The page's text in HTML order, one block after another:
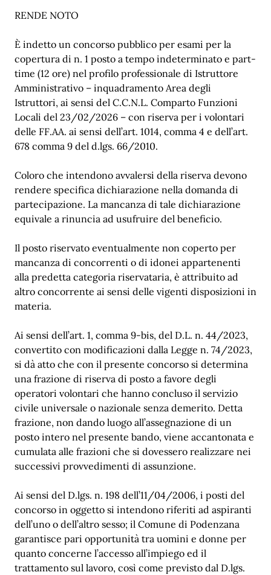
RENDE NOTO
È indetto un concorso pubblico per esami per la
copertura di n. 1 posto a tempo indeterminato e part-
time (12 ore) nel profilo professionale di Istruttore
Amministrativo – inquadramento Area degli
Istruttori, ai sensi del C.C.N.L. Comparto Funzioni
Locali del 23/02/2026 – con riserva per i volontari
delle FF.AA. ai sensi dell’art. 1014, comma 4 e dell’art.
678 comma 9 del d.lgs. 66/2010.
Coloro che intendono avvalersi della riserva devono
rendere specifica dichiarazione nella domanda di
partecipazione. La mancanza di tale dichiarazione
equivale a rinuncia ad usufruire del beneficio.
Il posto riservato eventualmente non coperto per
mancanza di concorrenti o di idonei appartenenti
alla predetta categoria riservataria, è attribuito ad
altro concorrente ai sensi delle vigenti disposizioni in
materia.
Ai sensi dell’art. 1, comma 9-bis, del D.L. n. 44/2023,
convertito con modificazioni dalla Legge n. 74/2023,
si dà atto che con il presente concorso si determina
una frazione di riserva di posto a favore degli
operatori volontari che hanno concluso il servizio
civile universale o nazionale senza demerito. Detta
frazione, non dando luogo all’assegnazione di un
posto intero nel presente bando, viene accantonata e
cumulata alle frazioni che si dovessero realizzare nei
successivi provvedimenti di assunzione.
Ai sensi del D.lgs. n. 198 dell’11/04/2006, i posti del
concorso in oggetto si intendono riferiti ad aspiranti
dell’uno o dell’altro sesso; il Comune di Podenzana
garantisce pari opportunità tra uomini e donne per
quanto concerne l’accesso all’impiego ed il
trattamento sul lavoro, così come previsto dal D.lgs.